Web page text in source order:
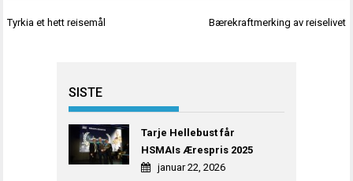
Innleggsnavigasjon
Tyrkia et hett reisemål Bærekraftmerking av reiselivet
SISTE
Tarje Hellebust får
HSMAIs Ærespris 2025
januar 22, 2026